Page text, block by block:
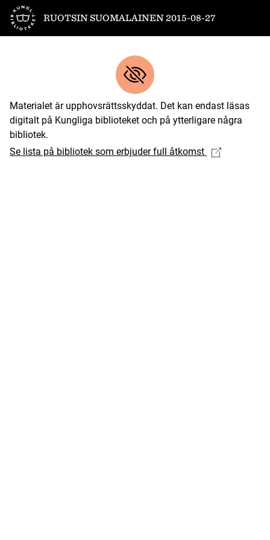
Till startsidan
RUOTSIN SUOMALAINEN 2015-08-27
Materialet är upphovsrättsskyddat. Det kan endast läsas
digitalt på Kungliga biblioteket och på ytterligare några
bibliotek.
Se lista på bibliotek som erbjuder full åtkomst